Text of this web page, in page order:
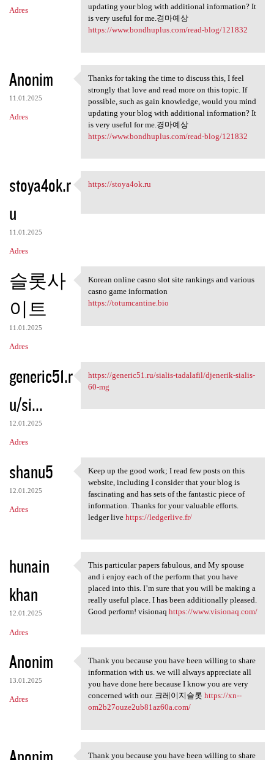
Adres
updating your blog with additional information? It
is very useful for me.경마예상
https://www.bondhuplus.com/read-blog/121832
Anonim
11.01.2025
Adres
Thanks for taking the time to
Thanks for taking the time to discuss this, I feel
strongly that love and read more on this topic. If
possible, such as gain knowledge, would you mind
updating your blog with additional information? It
is very useful for me.경마예상
https://www.bondhuplus.com/read-blog/121832
stoya4ok.r
u
11.01.2025
Adres
https://stoya4ok.ru
https://stoya4ok.ru
슬롯사
이트
11.01.2025
Adres
Korean online casno slot site
Korean online casno slot site rankings and various
casno game information
https://totumcantine.bio
generic51.r
u/si...
12.01.2025
Adres
https://generic51.ru/sialis
https://generic51.ru/sialis-tadalafil/djenerik-sialis-
60-mg
shanu5
12.01.2025
Adres
Keep up the good work; I read
Keep up the good work; I read few posts on this
website, including I consider that your blog is
fascinating and has sets of the fantastic piece of
information. Thanks for your valuable efforts.
ledger live https://ledgerlive.fr/
hunain
khan
12.01.2025
Adres
This particular papers
This particular papers fabulous, and My spouse
and i enjoy each of the perform that you have
placed into this. I’m sure that you will be making a
really useful place. I has been additionally pleased.
Good perform! visionaq https://www.visionaq.com/
Anonim
13.01.2025
Adres
Thank you because you have
Thank you because you have been willing to share
information with us. we will always appreciate all
you have done here because I know you are very
concerned with our. 크레이지슬롯 https://xn--
om2b27ouze2ub81az60a.com/
Thank you because you have been willing to share